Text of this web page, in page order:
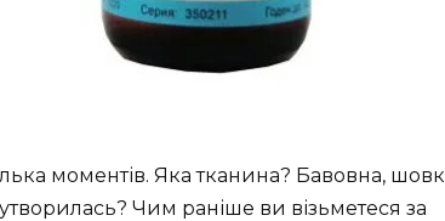
моментів. Яка тканина? Бавовна, шовк
Чим раніше ви візьметеся за